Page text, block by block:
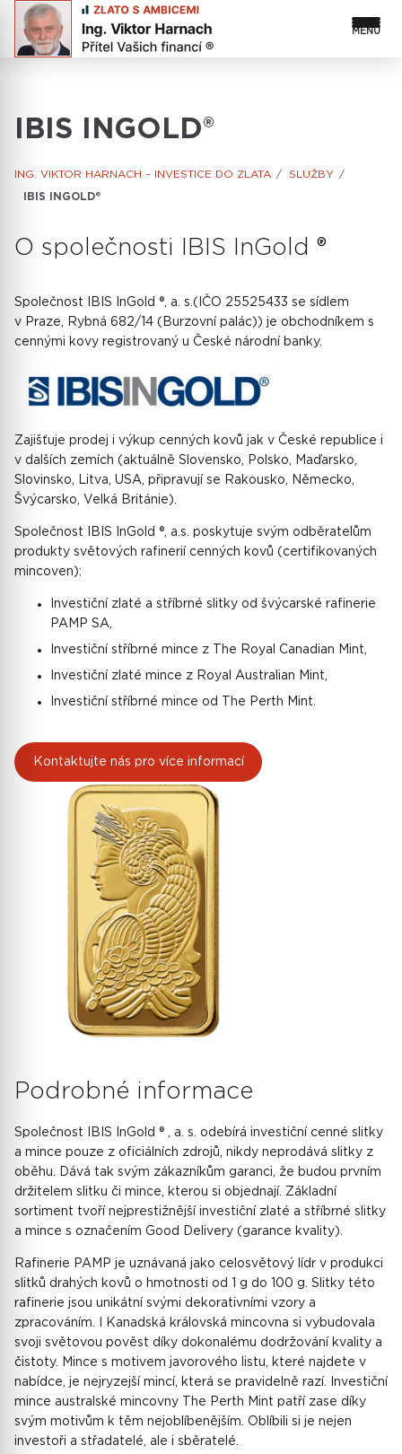
IBIS INGOLD®
ING. VIKTOR HARNACH – INVESTICE DO ZLATA SLUŽBY
IBIS INGOLD®
O společnosti IBIS InGold ®
Společnost IBIS InGold ®, a. s.(IČO 25525433 se sídlem
v Praze, Rybná 682/14 (Burzovní palác)) je obchodníkem s
cennými kovy registrovaný u České národní banky.
Zajišťuje prodej i výkup cenných kovů jak v České republice i
v dalších zemích (aktuálně Slovensko, Polsko, Maďarsko,
Slovinsko, Litva, USA, připravují se Rakousko, Německo,
Švýcarsko, Velká Británie).
Společnost IBIS InGold ®, a.s. poskytuje svým odběratelům
produkty světových rafinerií cenných kovů (certifikovaných
mincoven):
Investiční zlaté a stříbrné slitky od švýcarské rafinerie
PAMP SA,
Investiční stříbrné mince z The Royal Canadian Mint,
Investiční zlaté mince z Royal Australian Mint,
Investiční stříbrné mince od The Perth Mint.
Kontaktujte nás pro více informací
Podrobné informace
Společnost IBIS InGold ® , a. s. odebírá investiční cenné slitky
a mince pouze z oficiálních zdrojů, nikdy neprodává slitky z
oběhu. Dává tak svým zákazníkům garanci, že budou prvním
držitelem slitku či mince, kterou si objednají. Základní
sortiment tvoří nejprestižnější investiční zlaté a stříbrné slitky
a mince s označením Good Delivery (garance kvality).
Rafinerie PAMP je uznávaná jako celosvětový lídr v produkci
slitků drahých kovů o hmotnosti od 1 g do 100 g. Slitky této
rafinerie jsou unikátní svými dekorativními vzory a
zpracováním. I Kanadská královská mincovna si vybudovala
svoji světovou pověst díky dokonalému dodržování kvality a
čistoty. Mince s motivem javorového listu, které najdete v
nabídce, je nejryzejší mincí, která se pravidelně razí. Investiční
mince australské mincovny The Perth Mint patří zase díky
svým motivům k těm nejoblíbenějším. Oblíbili si je nejen
investoři a střadatelé, ale i sběratelé.